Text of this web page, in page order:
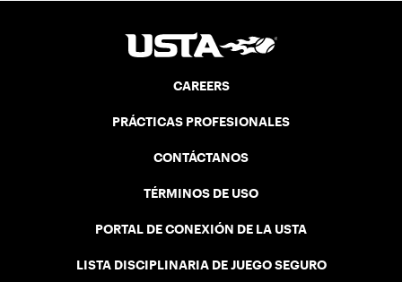
CAREERS
PRÁCTICAS PROFESIONALES
CONTÁCTANOS
TÉRMINOS DE USO
PORTAL DE CONEXIÓN DE LA USTA
LISTA DISCIPLINARIA DE JUEGO SEGURO